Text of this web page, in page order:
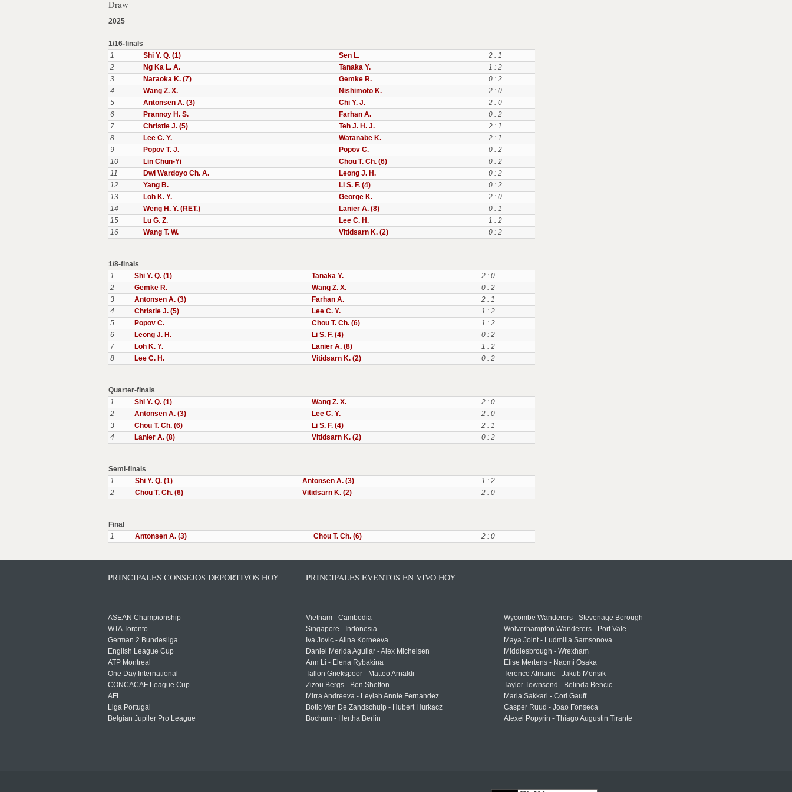
Draw
2025
1/16-finals
1
Shi Y. Q. (1) Sen L.
2 : 1
2
Ng Ka L. A. Tanaka Y.
1 : 2
3
Naraoka K. (7) Gemke R.
0 : 2
4
Wang Z. X. Nishimoto K.
2 : 0
5
Antonsen A. (3) Chi Y. J.
2 : 0
6
Prannoy H. S. Farhan A.
0 : 2
7
Christie J. (5) Teh J. H. J.
2 : 1
8
Lee C. Y. Watanabe K.
2 : 1
9
Popov T. J. Popov C.
0 : 2
10
Lin Chun-Yi Chou T. Ch. (6)
0 : 2
11
Dwi Wardoyo Ch. A. Leong J. H.
0 : 2
12
Yang B. Li S. F. (4)
0 : 2
13
Loh K. Y. George K.
2 : 0
14
Weng H. Y. (RET.) Lanier A. (8)
0 : 1
15
Lu G. Z. Lee C. H.
1 : 2
16
Wang T. W. Vitidsarn K. (2) 0 : 2
1/8-finals
1
Shi Y. Q. (1) Tanaka Y.
2 : 0
2
Gemke R. Wang Z. X.
0 : 2
3
Antonsen A. (3) Farhan A.
2 : 1
4
Christie J. (5) Lee C. Y.
1 : 2
5
Popov C. Chou T. Ch. (6)
1 : 2
6
Leong J. H. Li S. F. (4)
0 : 2
7
Loh K. Y. Lanier A. (8)
1 : 2
8
Lee C. H. Vitidsarn K. (2) 0 : 2
Quarter-finals
1
Shi Y. Q. (1) Wang Z. X.
2 : 0
2
Antonsen A. (3) Lee C. Y.
2 : 0
3
Chou T. Ch. (6) Li S. F. (4)
2 : 1
4
Lanier A. (8) Vitidsarn K. (2) 0 : 2
Semi-finals
1
Shi Y. Q. (1) Antonsen A. (3)
1 : 2
2
Chou T. Ch. (6) Vitidsarn K. (2) 2 : 0
Final
1
Antonsen A. (3) Chou T. Ch. (6) 2 : 0
PRINCIPALES CONSEJOS DEPORTIVOS HOY
ASEAN Championship
WTA Toronto
German 2 Bundesliga
English League Cup
ATP Montreal
One Day International
CONCACAF League Cup
AFL
Liga Portugal
Belgian Jupiler Pro League
PRINCIPALES EVENTOS EN VIVO HOY
Vietnam - Cambodia
Singapore - Indonesia
Iva Jovic - Alina Korneeva
Daniel Merida Aguilar - Alex Michelsen
Ann Li - Elena Rybakina
Tallon Griekspoor - Matteo Arnaldi
Zizou Bergs - Ben Shelton
Mirra Andreeva - Leylah Annie Fernandez
Botic Van De Zandschulp - Hubert Hurkacz
Bochum - Hertha Berlin
Wycombe Wanderers - Stevenage Borough
Wolverhampton Wanderers - Port Vale
Maya Joint - Ludmilla Samsonova
Middlesbrough - Wrexham
Elise Mertens - Naomi Osaka
Terence Atmane - Jakub Mensik
Taylor Townsend - Belinda Bencic
Maria Sakkari - Cori Gauff
Casper Ruud - Joao Fonseca
Alexei Popyrin - Thiago Augustin Tirante